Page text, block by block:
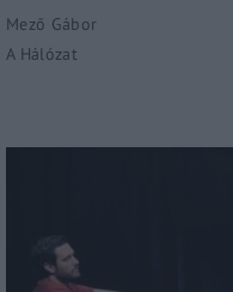
Mező Gábor
A Hálózat